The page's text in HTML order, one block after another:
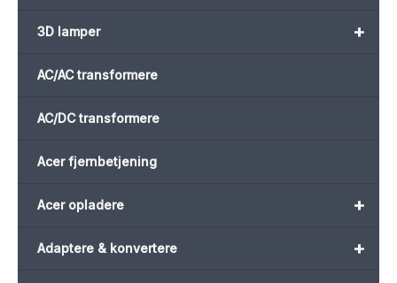
+
3D lamper
AC/AC transformere
AC/DC transformere
Acer fjernbetjening
+
Acer opladere
+
Adaptere & konvertere